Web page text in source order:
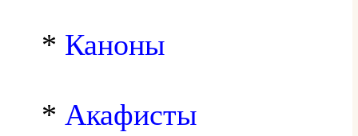
* Каноны
* Акафисты